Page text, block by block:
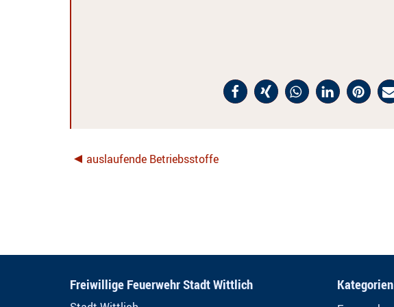
auslaufende Betriebsstoffe
Freiwillige Feuerwehr Stadt Wittlich Kategorien